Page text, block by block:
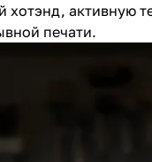
активную
печати.